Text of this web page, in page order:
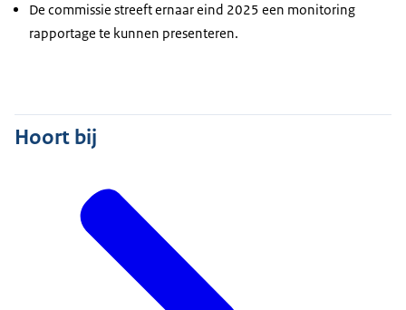
De commissie streeft ernaar eind 2025 een monitoring
rapportage te kunnen presenteren.
Hoort bij